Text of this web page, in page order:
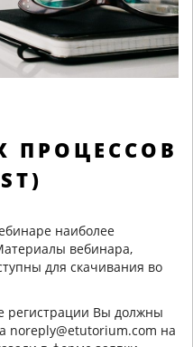
ПРОЦЕССОВ
наиболее
вебинара,
для скачивания во
регистрации Вы должны
noreply@etutorium.com на